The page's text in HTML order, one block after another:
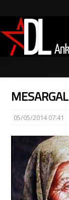
05/05/2014 07:41